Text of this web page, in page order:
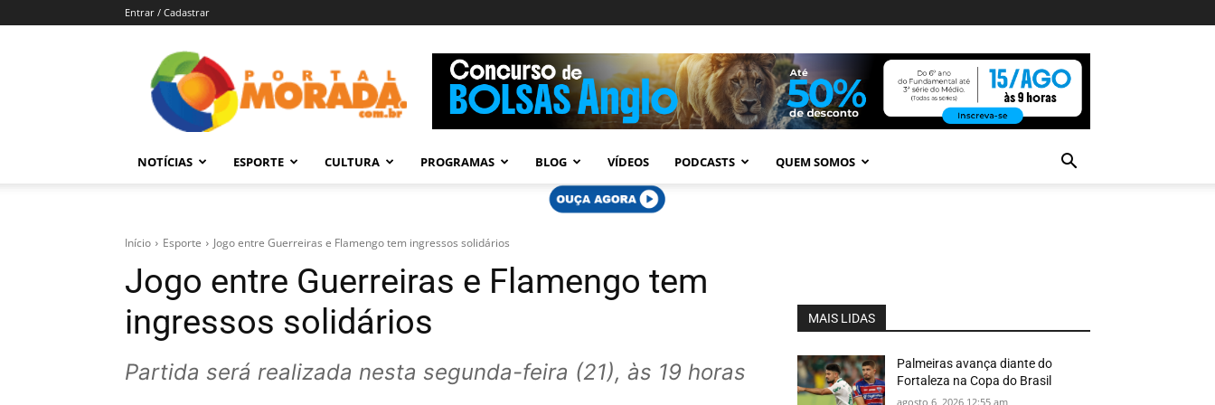
Entrar / Cadastrar
Morada
–
Araraquara
NOTÍCIAS ESPORTE CULTURA PROGRAMAS BLOG VÍDEOS PODCASTS QUEM SOMOS
Início Esporte Jogo entre Guerreiras e Flamengo tem ingressos solidários
Jogo entre Guerreiras e Flamengo tem
ingressos solidários
Partida será realizada nesta segunda-feira (21), às 19 horas
MAIS LIDAS
Palmeiras avança diante do
Fortaleza na Copa do Brasil
agosto 6, 2026 12:55 am